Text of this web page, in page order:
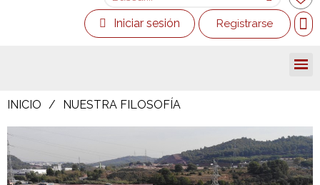
Iniciar sesión Registrarse
INICIO NUESTRA FILOSOFÍA